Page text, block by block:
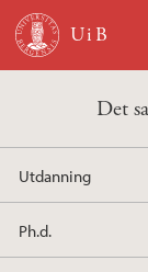
Hopp til hovedinnhold
Det
Utdanning
Ph.d.